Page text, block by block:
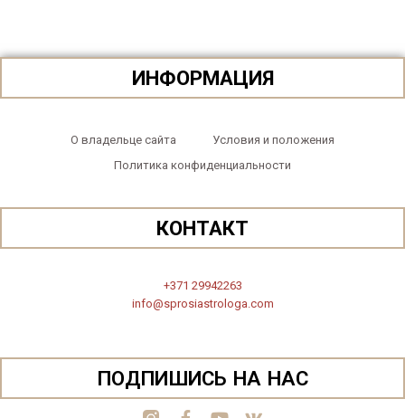
ИНФОРМАЦИЯ
О владельце сайта
Условия и положения
Политика конфиденциальности
КОНТАКТ
+371 29942263
info@sprosiastrologa.com
ПОДПИШИСЬ НА НАС